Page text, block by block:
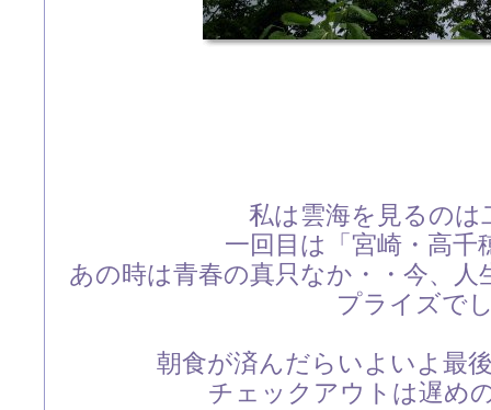
私は雲海を見るのは
一回目は「宮崎・高千
あの時は青春の真只なか・・今、
プライズで
朝食が済んだらいよいよ最
チェックアウトは遅め